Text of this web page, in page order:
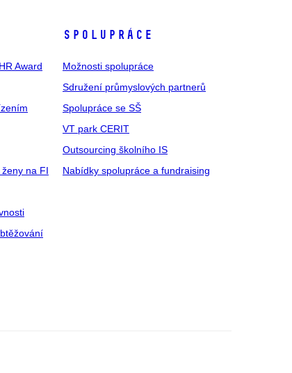
Award
na FI
SPOLUPRÁCE
Možnosti spolupráce
Sdružení průmyslových partnerů
Spolupráce se SŠ
VT park CERIT
Outsourcing školního IS
Nabídky spolupráce a fundraising